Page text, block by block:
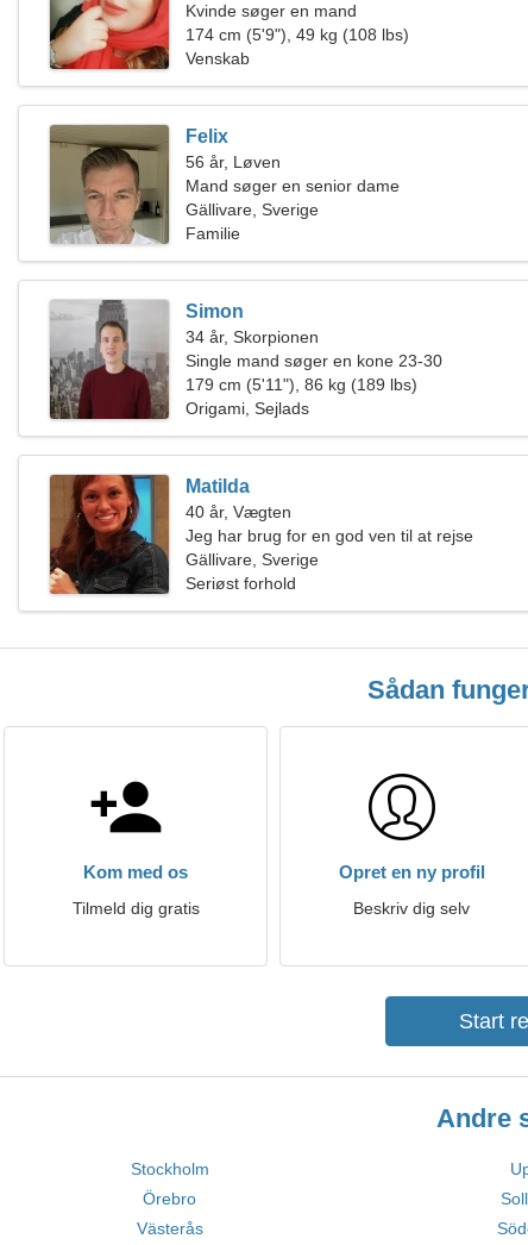
Kvinde søger en mand
174 cm (5'9"), 49 kg (108 lbs)
Venskab
Felix
56 år, Løven
Mand søger en senior dame
Gällivare, Sverige
Familie
Simon
34 år, Skorpionen
Single mand søger en kone 23-30
179 cm (5'11"), 86 kg (189 lbs)
Origami, Sejlads
Matilda
40 år, Vægten
Jeg har brug for en god ven til at rejse
sammen
Gällivare, Sverige
Seriøst forhold
Sådan
Kom med os
Tilmeld dig gratis
Opret en ny profil
Beskriv dig selv
Start
Andre
Stockholm
Örebro
Västerås